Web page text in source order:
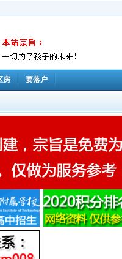
房 要落户